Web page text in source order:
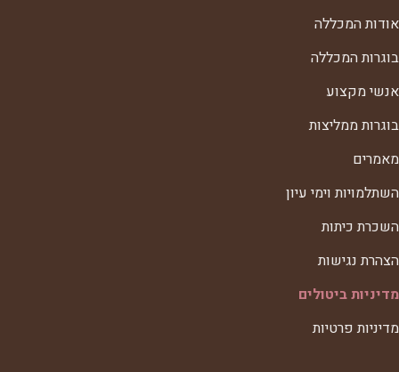
אודות המכללה
בוגרות המכללה
אנשי מקצוע
בוגרות ממליצות
מאמרים
השתלמויות וימי עיון
השכרת כיתות
הצהרת נגישות
מדיניות ביטולים
מדיניות פרטיות